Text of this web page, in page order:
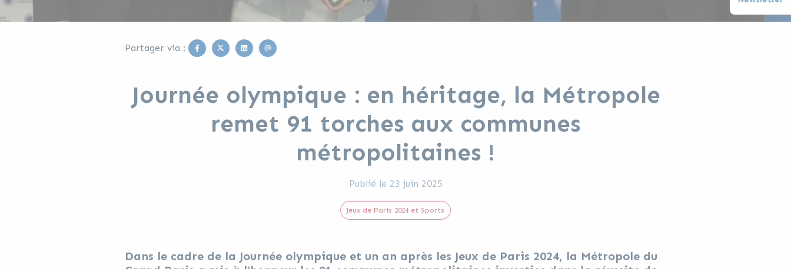
Partager via : Facebook
TwitterLinkedinEmail
Journée olympique : en héritage, la Métropole
remet 91 torches aux communes
métropolitaines !
Publié le 23 juin 2025
Jeux de Paris 2024 et Sports
Dans le cadre de la Journée olympique et un an après les Jeux de Paris 2024, la Métropole du